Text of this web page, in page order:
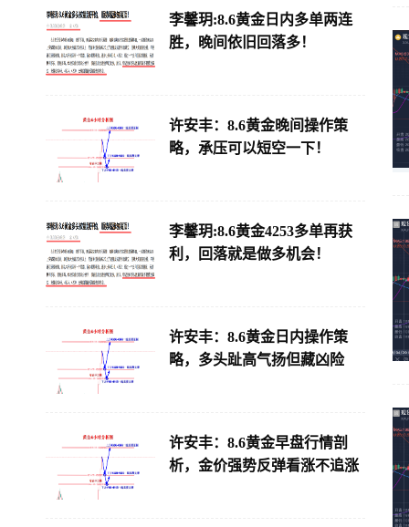
李馨玥:8.6黄金日内多单两连
胜，晚间依旧回落多！
许安丰：8.6黄金晚间操作策
略，承压可以短空一下！
李馨玥:8.6黄金4253多单再获
利，回落就是做多机会！
许安丰：8.6黄金日内操作策
略，多头趾高气扬但藏凶险
许安丰：8.6黄金早盘行情剖
析，金价强势反弹看涨不追涨